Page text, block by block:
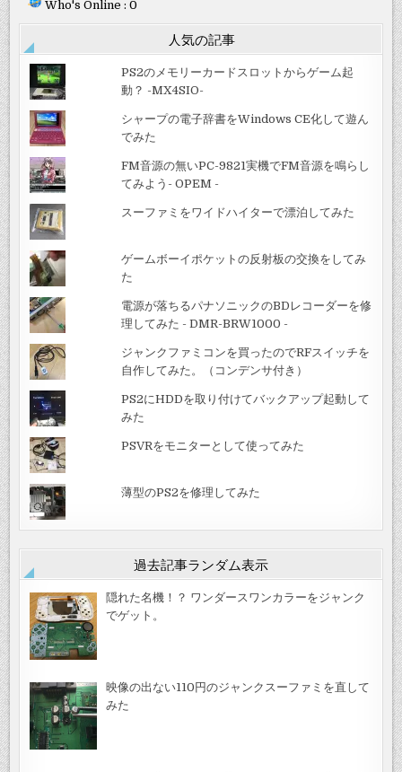
Who's Online : 0
人気の記事
PS2のメモリーカードスロットからゲーム起
動？ -MX4SIO-
シャープの電子辞書をWindows CE化して遊ん
でみた
FM音源の無いPC-9821実機でFM音源を鳴らし
てみよう- OPEM -
スーファミをワイドハイターで漂泊してみた
ゲームボーイポケットの反射板の交換をしてみ
た
電源が落ちるパナソニックのBDレコーダーを修
理してみた - DMR-BRW1000 -
ジャンクファミコンを買ったのでRFスイッチを
自作してみた。（コンデンサ付き）
PS2にHDDを取り付けてバックアップ起動して
みた
PSVRをモニターとして使ってみた
薄型のPS2を修理してみた
過去記事ランダム表示
隠れた名機！？ ワンダースワンカラーをジャンク
でゲット。
映像の出ない110円のジャンクスーファミを直して
みた